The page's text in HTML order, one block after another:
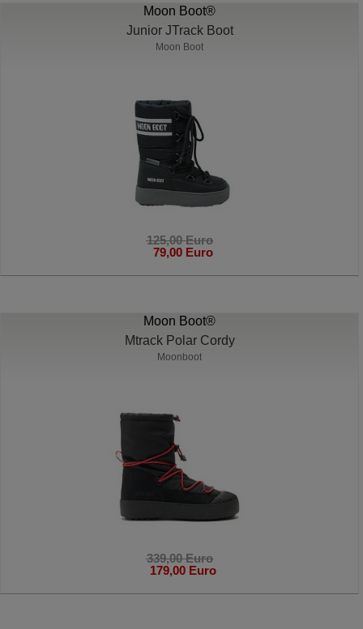
Moon Boot®
Junior JTrack Boot
Moon Boot
125,00 Euro
79,00 Euro
Moon Boot®
Mtrack Polar Cordy
Moonboot
339,00 Euro
179,00 Euro